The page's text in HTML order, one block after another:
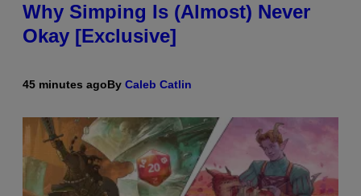
Why Simping Is (Almost) Never
Okay [Exclusive]
45 minutes agoBy Caleb Catlin